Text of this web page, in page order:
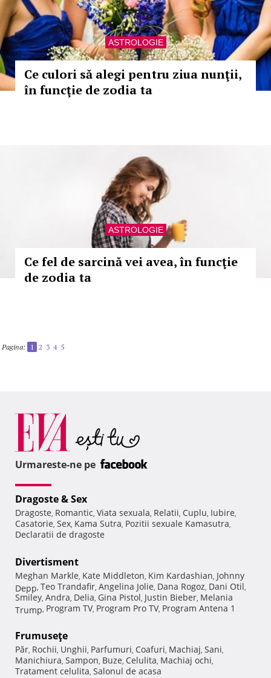
ASTROLOGIE
Ce culori să alegi pentru ziua nunţii,
în funcţie de zodia ta
ASTROLOGIE
Ce fel de sarcină vei avea, în funcţie
de zodia ta
Pagina: 1 2 3 4 5
Urmareste-ne pe
Dragoste & Sex
Dragoste, Romantic, Viata sexuala, Relatii, Cuplu, Iubire,
Casatorie, Sex, Kama Sutra, Pozitii sexuale Kamasutra,
Declaratii de dragoste
Divertisment
Meghan Markle, Kate Middleton, Kim Kardashian, Johnny
Depp, Teo Trandafir, Angelina Jolie, Dana Rogoz, Dani Otil,
Smiley, Andra, Delia, Gina Pistol, Justin Bieber, Melania
Trump, Program TV, Program Pro TV, Program Antena 1
Frumuseţe
Păr, Rochii, Unghii, Parfumuri, Coafuri, Machiaj, Sani,
Manichiura, Sampon, Buze, Celulita, Machiaj ochi,
Tratament celulita, Salonul de acasa